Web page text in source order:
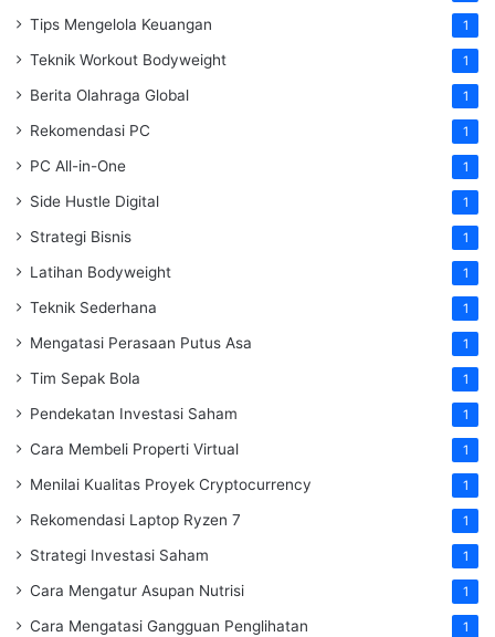
Tips Mengelola Keuangan 1
Teknik Workout Bodyweight 1
Berita Olahraga Global 1
Rekomendasi PC 1
PC All-in-One 1
Side Hustle Digital 1
Strategi Bisnis 1
Latihan Bodyweight 1
Teknik Sederhana 1
Mengatasi Perasaan Putus Asa 1
Tim Sepak Bola 1
Pendekatan Investasi Saham 1
Cara Membeli Properti Virtual 1
Menilai Kualitas Proyek Cryptocurrency 1
Rekomendasi Laptop Ryzen 7 1
Strategi Investasi Saham 1
Cara Mengatur Asupan Nutrisi 1
Cara Mengatasi Gangguan Penglihatan 1